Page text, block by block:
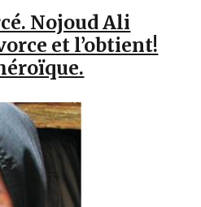
Nojoud Ali
et l’obtient!